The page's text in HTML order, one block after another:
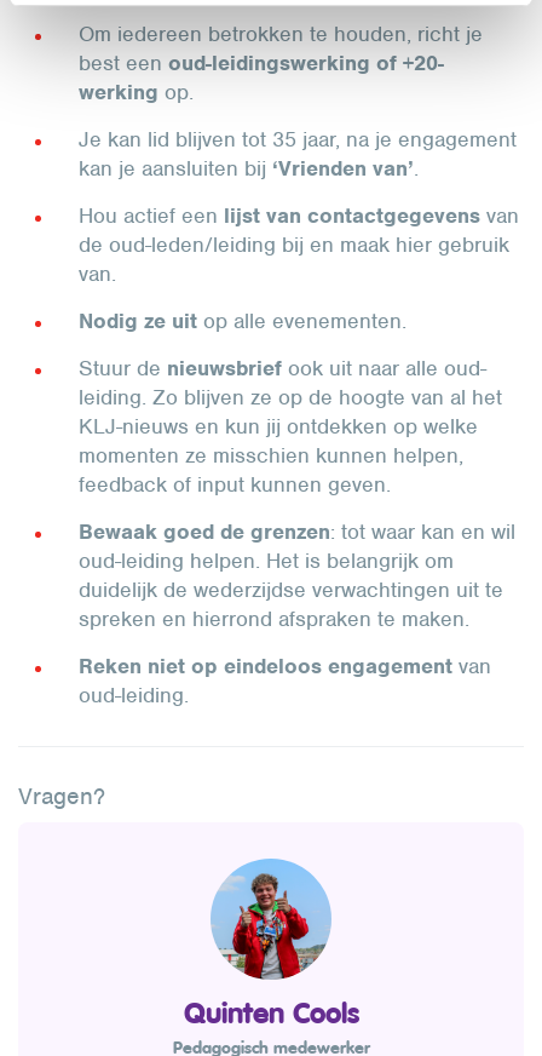
Om iedereen betrokken te houden, richt je
best een oud-leidingswerking of +20-
werking op.
Je kan lid blijven tot 35 jaar, na je engagement
kan je aansluiten bij ‘Vrienden van’.
Hou actief een lijst van contactgegevens van
de oud-leden/leiding bij en maak hier gebruik
van.
Nodig ze uit op alle evenementen.
Stuur de nieuwsbrief ook uit naar alle oud-
leiding. Zo blijven ze op de hoogte van al het
KLJ-nieuws en kun jij ontdekken op welke
momenten ze misschien kunnen helpen,
feedback of input kunnen geven.
Bewaak goed de grenzen: tot waar kan en wil
oud-leiding helpen. Het is belangrijk om
duidelijk de wederzijdse verwachtingen uit te
spreken en hierrond afspraken te maken.
Reken niet op eindeloos engagement van
oud-leiding.
Vragen?
Quinten Cools
Pedagogisch medewerker